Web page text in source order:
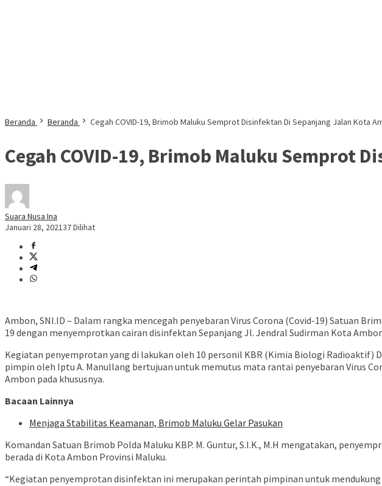
Beranda Beranda Cegah COVID-19, Brimob Maluku Semprot Disinfektan Di Sepanjang Jalan Kota
Cegah COVID-19, Brimob Maluku Semprot
Suara Nusa Ina
Januari 28, 202137 Dilihat
Ambon, SNI.ID – Dalam rangka mencegah penyebaran Virus Corona (Covid-19) Satuan
19 dengan menyemprotkan cairan disinfektan Sepanjang Jl. Jendral Sudirman Kota
Kegiatan penyemprotan yang di lakukan oleh 10 personil KBR (Kimia Biologi Radioaktif)
pimpin oleh Iptu A. Manullang bertujuan untuk memutus mata rantai penyebaran Virus
Ambon pada khususnya.
Bacaan Lainnya
Menjaga Stabilitas Keamanan, Brimob Maluku Gelar Pasukan
Komandan Satuan Brimob Polda Maluku KBP. M. Guntur, S.I.K., M.H mengatakan,
berada di Kota Ambon Provinsi Maluku.
“Kegiatan penyemprotan disinfektan ini merupakan perintah pimpinan untuk